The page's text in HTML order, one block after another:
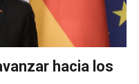
hacia los